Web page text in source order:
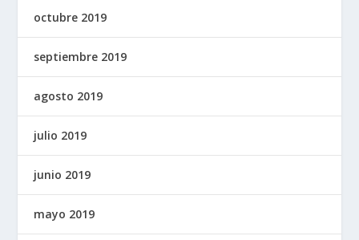
octubre 2019
septiembre 2019
agosto 2019
julio 2019
junio 2019
mayo 2019